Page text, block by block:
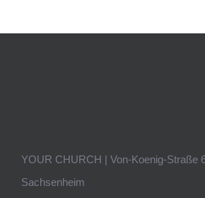
YOUR CHURCH | Von-Koenig-Straße
Sachsenheim